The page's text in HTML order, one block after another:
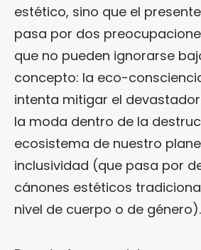
estético, sino que el
pasa por dos
que no pueden ignorarse
concepto: la eco-
intenta mitigar el
la moda dentro de la
ecosistema de nuestro
inclusividad (que pasa por
cánones estéticos
nivel de cuerpo o de género).